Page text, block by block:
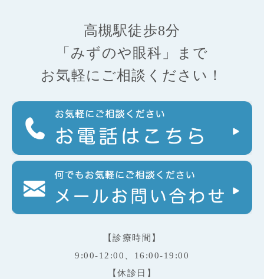
高槻駅徒歩8分
「みずのや眼科」まで
お気軽にご相談ください！
【診療時間】
9:00-12:00、16:00-19:00
【休診日】